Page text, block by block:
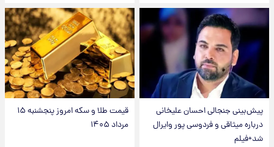
پیش‌بینی جنجالی احسان علیخانی
درباره میثاقی و فردوسی پور وایرال
شد+فیلم
قیمت طلا و سکه امروز پنجشنبه ۱۵
مرداد ۱۴۰۵